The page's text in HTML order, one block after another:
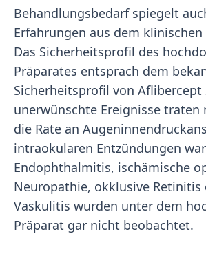
Behandlungsbedarf spiegelt
Erfahrungen aus dem
Das Sicherheitsprofil des
Präparates entsprach dem
Sicherheitsprofil von Aflibercept
unerwünschte Ereignisse traten
die Rate an
intraokularen Entzündungen
Endophthalmitis, ischämische
Neuropathie, okklusive
Vaskulitis wurden unter dem
Präparat gar nicht beobachtet.